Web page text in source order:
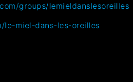
groups/lemieldanslesoreilles
le-miel-dans-les-oreilles